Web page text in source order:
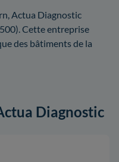
Actua Diagnostic
Cette entreprise
des bâtiments de la
Diagnostic